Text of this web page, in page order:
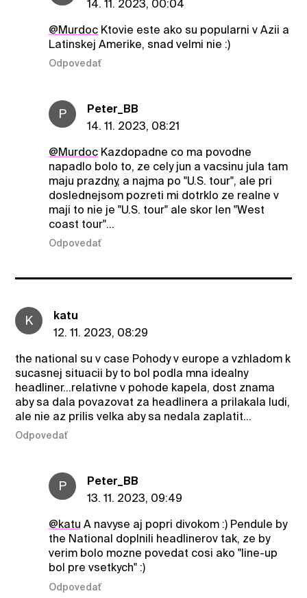
14. 11. 2023, 00:04
@MurdocKtovie este ako su popularni v Azii a
Latinskej Amerike, snad velmi nie :)
Odpovedať
P
Peter_BB
14. 11. 2023, 08:21
@MurdocKazdopadne co ma povodne
napadlo bolo to, ze cely jun a vacsinu jula tam
maju prazdny, a najma po "U.S. tour", ale pri
doslednejsom pozreti mi dotrklo ze realne v
maji to nie je "U.S. tour" ale skor len "West
coast tour"...
Odpovedať
K
katu
12. 11. 2023, 08:29
the national su v case Pohody v europe a vzhladom k
sucasnej situacii by to bol podla mna idealny
headliner…relativne v pohode kapela, dost znama
aby sa dala povazovat za headlinera a prilakala ludi,
ale nie az prilis velka aby sa nedala zaplatit…
Odpovedať
P
Peter_BB
13. 11. 2023, 09:49
@katu A navyse aj popri divokom :) Pendule by
the National doplnili headlinerov tak, ze by
verim bolo mozne povedat cosi ako "line-up
bol pre vsetkych" :)
Odpovedať